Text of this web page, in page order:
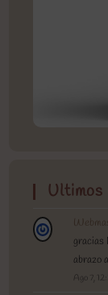
gracias
abrazo
Ago 7,